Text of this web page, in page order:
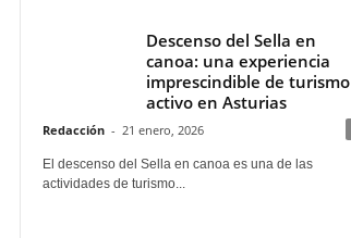
Descenso del Sella en
canoa: una experiencia
imprescindible de turismo
activo en Asturias
Redacción - 21 enero, 2026
El descenso del Sella en canoa es una de las
actividades de turismo...